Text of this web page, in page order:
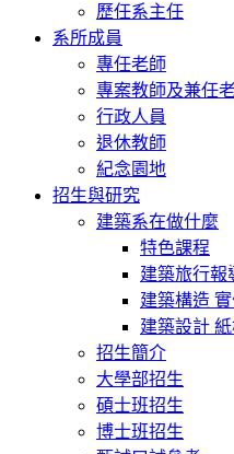
歷任系主任
系所成員
專任老師
專案教師及兼任
行政人員
退休教師
紀念園地
招生與研究
建築系在做什麼
特色課程
建築旅行報
建築構造
建築設計
招生簡介
大學部招生
碩士班招生
博士班招生